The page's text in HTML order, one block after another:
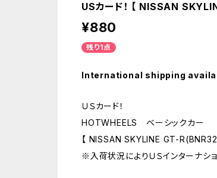
USカード！ 【 NISSAN
¥880
残り1点
International shipping
ＵＳカード！
HOTWHEELS ベーシックカー
【 NISSAN SKYLINE GT-
※入荷状況によりＵＳインターナシ